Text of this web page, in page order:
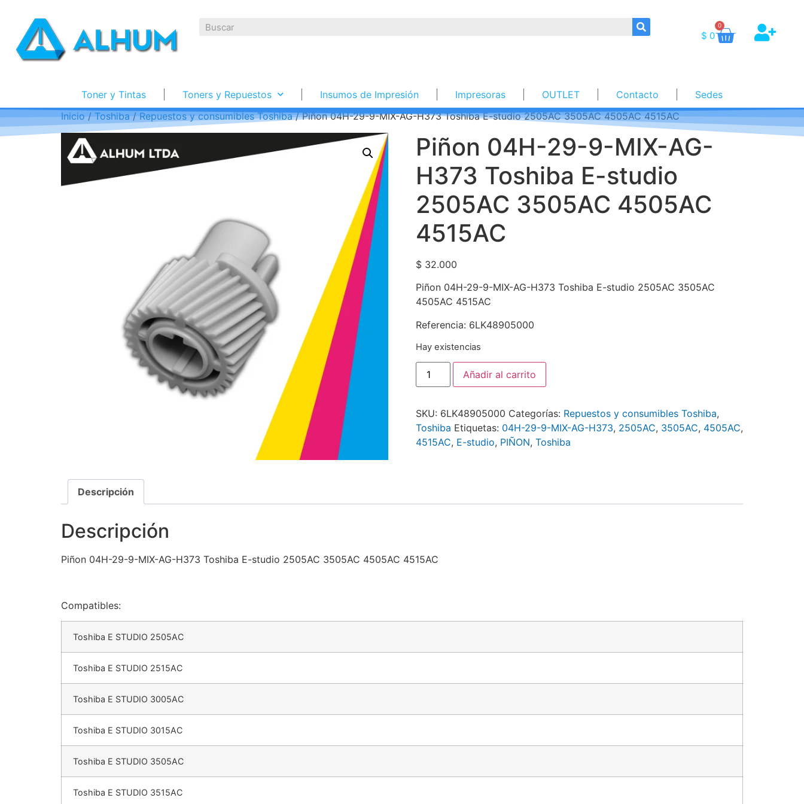
$ 0
0
Toner y Tintas Toners y Repuestos Insumos de Impresión Impresoras OUTLET Contacto
Sedes
Inicio/Toshiba/Repuestos y consumibles Toshiba/ Piñon 04H-29-9-MIX-AG-H373 Toshiba E-studio 2505AC 3505AC 4505AC 4515AC
Piñon 04H-29-9-MIX-AG-
H373 Toshiba E-studio
2505AC 3505AC 4505AC
4515AC
$32.000
Piñon 04H-29-9-MIX-AG-H373 Toshiba E-studio 2505AC 3505AC
4505AC 4515AC
Referencia: 6LK48905000
Hay existencias
Añadir al carrito
SKU: 6LK48905000 Categorías: Repuestos y consumibles Toshiba,
Toshiba Etiquetas: 04H-29-9-MIX-AG-H373, 2505AC, 3505AC, 4505AC,
4515AC, E-studio, PIÑON, Toshiba
Descripción
Descripción
Piñon 04H-29-9-MIX-AG-H373 Toshiba E-studio 2505AC 3505AC 4505AC 4515AC
Compatibles:
Toshiba E STUDIO 2505AC
Toshiba E STUDIO 2515AC
Toshiba E STUDIO 3005AC
Toshiba E STUDIO 3015AC
Toshiba E STUDIO 3505AC
Toshiba E STUDIO 3515AC